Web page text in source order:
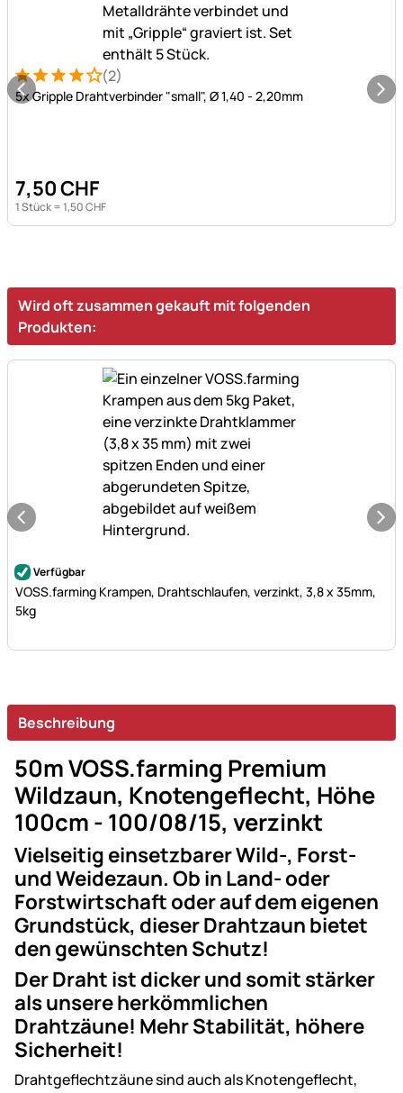
Bewertung: 4 von 5 (2 Bewertungen)
2 Bewertungen
(2)
5x Gripple Drahtverbinder "small", Ø 1,40 - 2,20mm
7,50CHF
1 Stück =1,50CHF
Wird oft zusammen gekauft mit folgenden
Produkten:
Noch keine Bewertungen abgegeben
Verfügbar
VOSS.farming Krampen, Drahtschlaufen, verzinkt, 3,8 x 35mm,
5kg
Beschreibung
50m VOSS.farming Premium
Wildzaun, Knotengeflecht, Höhe
100cm - 100/08/15, verzinkt
Vielseitig einsetzbarer Wild-, Forst-
und Weidezaun. Ob in Land- oder
Forstwirtschaft oder auf dem eigenen
Grundstück, dieser Drahtzaun bietet
den gewünschten Schutz!
Der Draht ist dicker und somit stärker
als unsere herkömmlichen
Drahtzäune! Mehr Stabilität, höhere
Sicherheit!
Drahtgeflechtzäune sind auch als Knotengeflecht,